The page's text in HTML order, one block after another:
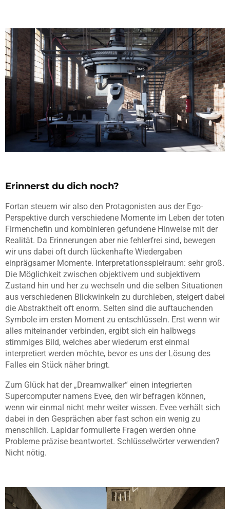
Erinnerst du dich noch?
Fortan steuern wir also den Protagonisten aus der Ego-
Perspektive durch verschiedene Momente im Leben der toten
Firmenchefin und kombinieren gefundene Hinweise mit der
Realität. Da Erinnerungen aber nie fehlerfrei sind, bewegen
wir uns dabei oft durch lückenhafte Wiedergaben
einprägsamer Momente. Interpretationsspielraum: sehr groß.
Die Möglichkeit zwischen objektivem und subjektivem
Zustand hin und her zu wechseln und die selben Situationen
aus verschiedenen Blickwinkeln zu durchleben, steigert dabei
die Abstraktheit oft enorm. Selten sind die auftauchenden
Symbole im ersten Moment zu entschlüsseln. Erst wenn wir
alles miteinander verbinden, ergibt sich ein halbwegs
stimmiges Bild, welches aber wiederum erst einmal
interpretiert werden möchte, bevor es uns der Lösung des
Falles ein Stück näher bringt.
Zum Glück hat der „Dreamwalker“ einen integrierten
Supercomputer namens Evee, den wir befragen können,
wenn wir einmal nicht mehr weiter wissen. Evee verhält sich
dabei in den Gesprächen aber fast schon ein wenig zu
menschlich. Lapidar formulierte Fragen werden ohne
Probleme präzise beantwortet. Schlüsselwörter verwenden?
Nicht nötig.